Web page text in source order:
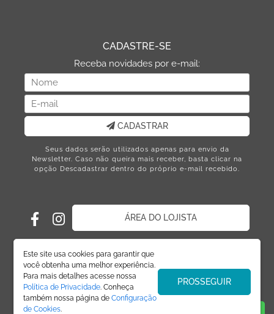
Este site usa cookies para garantir que
você obtenha uma melhor experiência.
Para mais detalhes acesse nossa
Política de Privacidade. Conheça
também nossa página deConfiguração
de Cookies.
PROSSEGUIR
CADASTRE-SE
Receba novidades por e-mail:
CADASTRAR
Seus dados serão utilizados apenas para envio da
Newsletter. Caso não queira mais receber, basta clicar na
opção Descadastrar dentro do próprio e-mail recebido.
ÁREA DO LOJISTA